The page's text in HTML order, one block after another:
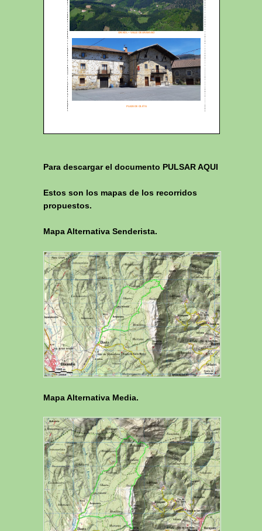
Para descargar el documento PULSAR AQUI
Estos son los mapas de los recorridos
propuestos.
Mapa Alternativa Senderista.
Mapa Alternativa Media.